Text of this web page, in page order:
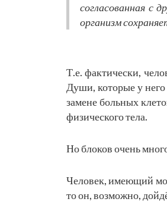
согласованная с
организм
Т.е. фактически,
Души, которые у
замене больных
физического тела.
Но блоков очень
Человек, имеющий
то он, возможно,